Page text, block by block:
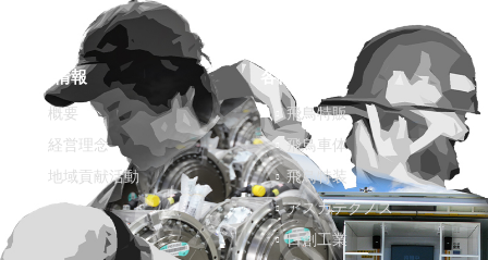
企業情報
概要
経営理念
地域貢献活動
各社紹介
飛鳥特販
飛鳥車体
飛鳥特装
アスカテクノス
日創工業